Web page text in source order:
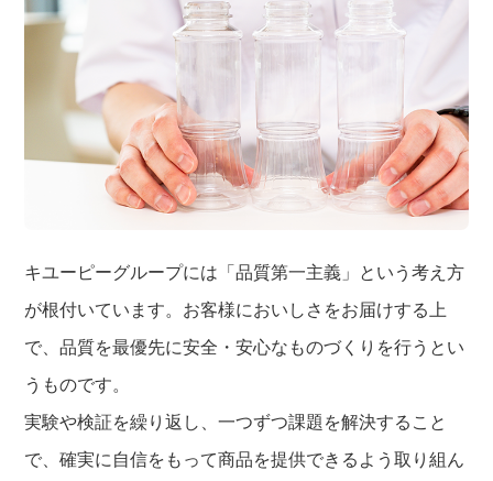
キユーピーグループには「品質第一主義」という考え方
が根付いています。お客様においしさをお届けする上
で、品質を最優先に安全・安心なものづくりを行うとい
うものです。
実験や検証を繰り返し、一つずつ課題を解決すること
で、確実に自信をもって商品を提供できるよう取り組ん